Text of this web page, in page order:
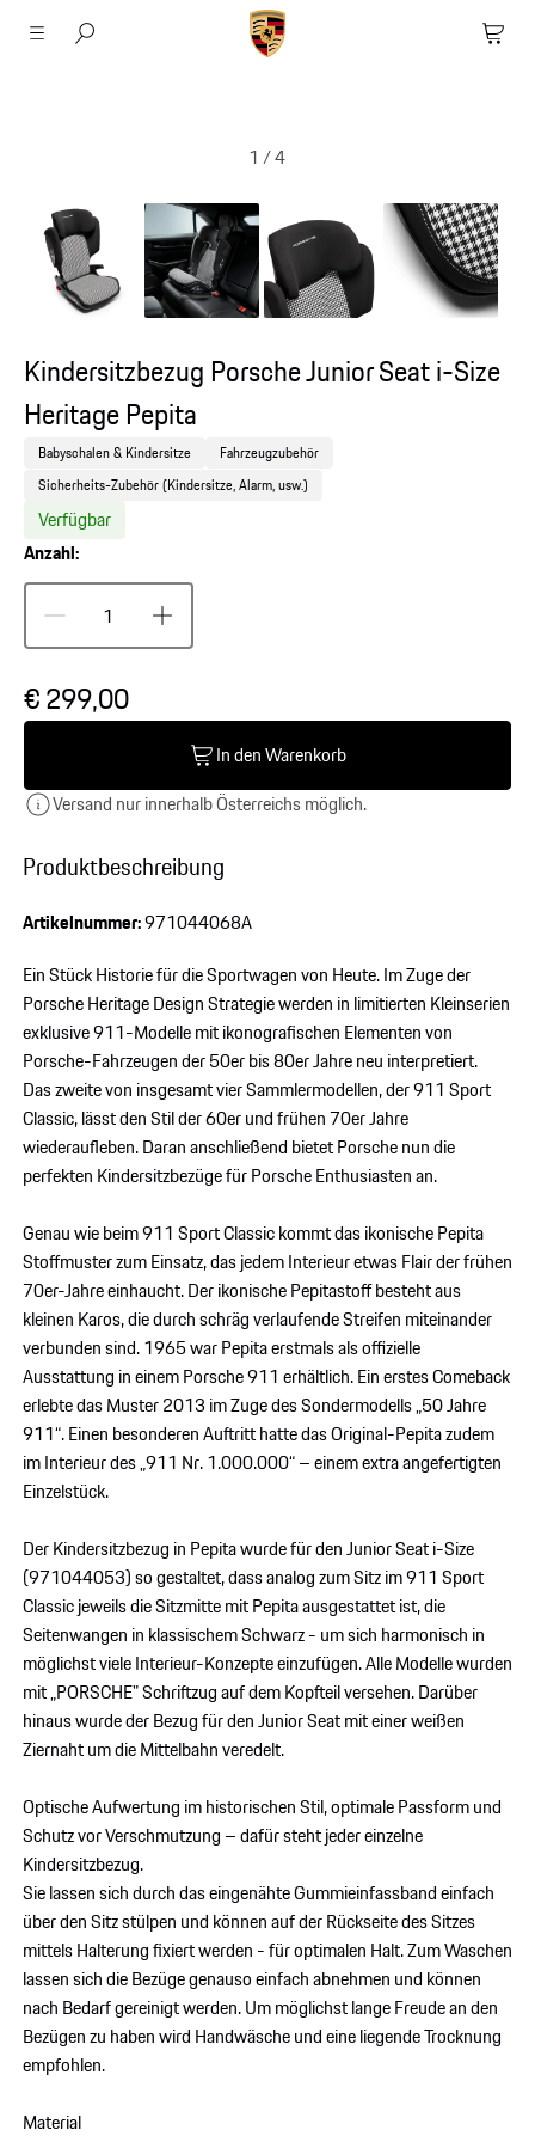
1 /4
Produktbeschreibung
Artikelnummer:971044068A
Ein Stück Historie für die Sportwagen von Heute. Im Zuge der
Porsche Heritage Design Strategie werden in limitierten Kleinserien
exklusive 911-Modelle mit ikonografischen Elementen von
Porsche-Fahrzeugen der 50er bis 80er Jahre neu interpretiert.
Das zweite von insgesamt vier Sammlermodellen, der 911 Sport
Classic, lässt den Stil der 60er und frühen 70er Jahre
wiederaufleben. Daran anschließend bietet Porsche nun die
perfekten Kindersitzbezüge für Porsche Enthusiasten an.
Genau wie beim 911 Sport Classic kommt das ikonische Pepita
Stoffmuster zum Einsatz, das jedem Interieur etwas Flair der frühen
70er-Jahre einhaucht. Der ikonische Pepitastoff besteht aus
kleinen Karos, die durch schräg verlaufende Streifen miteinander
verbunden sind. 1965 war Pepita erstmals als offizielle
Ausstattung in einem Porsche 911 erhältlich. Ein erstes Comeback
erlebte das Muster 2013 im Zuge des Sondermodells „50 Jahre
911“. Einen besonderen Auftritt hatte das Original-Pepita zudem
im Interieur des „911 Nr. 1.000.000“ – einem extra angefertigten
Einzelstück.
Der Kindersitzbezug in Pepita wurde für den Junior Seat i-Size
(971044053) so gestaltet, dass analog zum Sitz im 911 Sport
Classic jeweils die Sitzmitte mit Pepita ausgestattet ist, die
Seitenwangen in klassischem Schwarz - um sich harmonisch in
möglichst viele Interieur-Konzepte einzufügen. Alle Modelle wurden
mit „PORSCHE" Schriftzug auf dem Kopfteil versehen. Darüber
hinaus wurde der Bezug für den Junior Seat mit einer weißen
Ziernaht um die Mittelbahn veredelt.
Optische Aufwertung im historischen Stil, optimale Passform und
Schutz vor Verschmutzung – dafür steht jeder einzelne
Kindersitzbezug.
Sie lassen sich durch das eingenähte Gummieinfassband einfach
über den Sitz stülpen und können auf der Rückseite des Sitzes
mittels Halterung fixiert werden - für optimalen Halt. Zum Waschen
lassen sich die Bezüge genauso einfach abnehmen und können
nach Bedarf gereinigt werden. Um möglichst lange Freude an den
Bezügen zu haben wird Handwäsche und eine liegende Trocknung
empfohlen.
Material
Kindersitzbezug Porsche Junior Seat i-Size
Heritage Pepita
Babyschalen & Kindersitze
Fahrzeugzubehör
Sicherheits-Zubehör (Kindersitze, Alarm, usw.)
Verfügbar
Anzahl:
€ 299,00
In den Warenkorb
Versand nur innerhalb Österreichs möglich.